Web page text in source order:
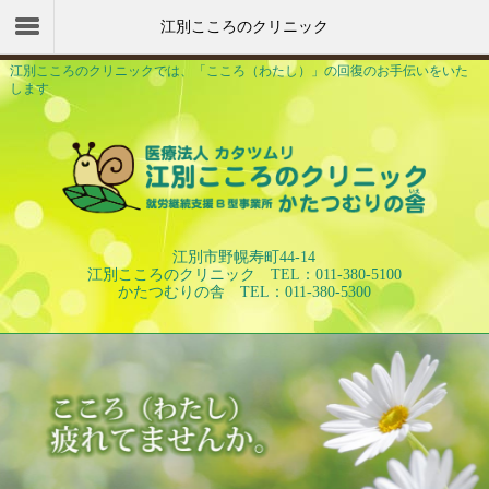
江別こころのクリニック
江別こころのクリニックでは、「こころ（わたし）」の回復のお手伝いをいた
します
江別市野幌寿町44-14
江別こころのクリニック TEL：011-380-5100
かたつむりの舎 TEL：011-380-5300